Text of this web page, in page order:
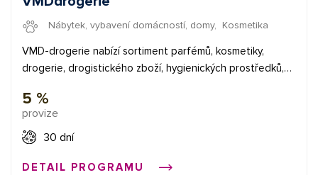
Nábytek, vybavení domácností, domy, Kosmetika
VMD-drogerie nabízí sortiment parfémů, kosmetiky,
drogerie, drogistického zboží, hygienických prostředků,
zahradu. Přes 20 000 položek skladem. Pouze originální
zboží.
5 %
provize
30 dní
DETAIL PROGRAMU